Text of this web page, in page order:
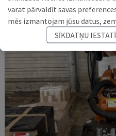
varat pārvaldīt savas
mēs izmantojam jūsu datus,
SĪKDATŅU